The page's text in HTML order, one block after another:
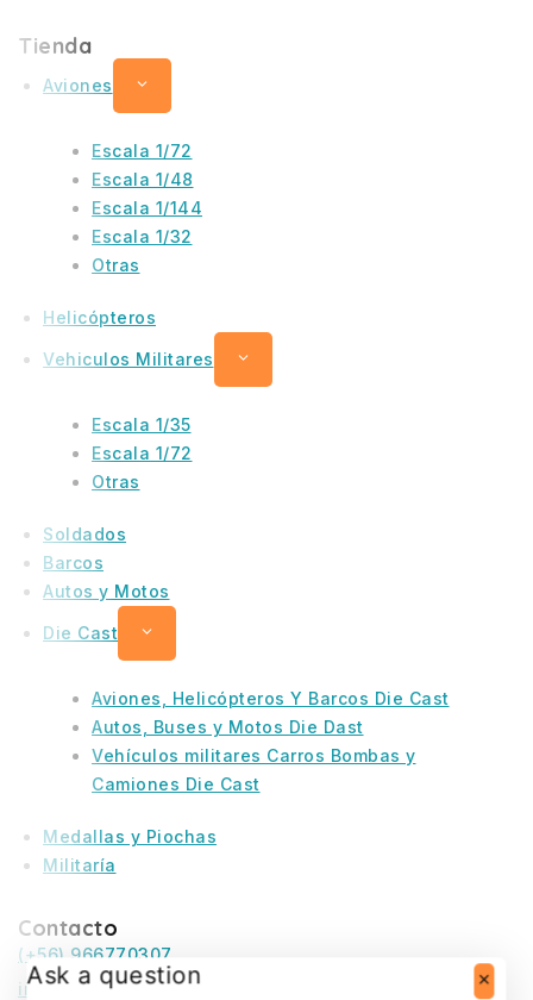
Tienda
Aviones
Escala 1/72
Escala 1/48
Escala 1/144
Escala 1/32
Otras
Helicópteros
Vehiculos Militares
Escala 1/35
Escala 1/72
Otras
Soldados
Barcos
Autos y Motos
Die Cast
Aviones, Helicópteros Y Barcos Die Cast
Autos, Buses y Motos Die Dast
Vehículos militares Carros Bombas y
Camiones Die Cast
Medallas y Piochas
Militaría
Contacto
(+56) 966770307
infosurmaquetas@surmaquetas.cl
Ask a question